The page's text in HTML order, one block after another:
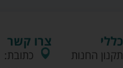
כללי
תקנון החנות
צרו קשר
כתובת: